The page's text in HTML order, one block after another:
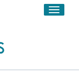
Toggle